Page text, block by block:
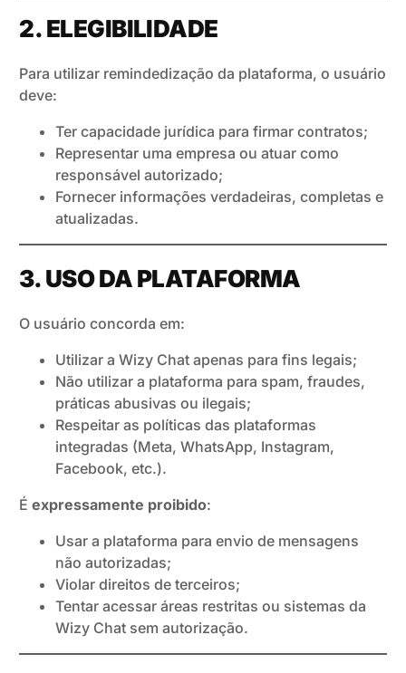
2. ELEGIBILIDADE
Para utilizar remindedização da plataforma, o usuário
deve:
Ter capacidade jurídica para firmar contratos;
Representar uma empresa ou atuar como
responsável autorizado;
Fornecer informações verdadeiras, completas e
atualizadas.
3. USO DA PLATAFORMA
O usuário concorda em:
Utilizar a Wizy Chat apenas para fins legais;
Não utilizar a plataforma para spam, fraudes,
práticas abusivas ou ilegais;
Respeitar as políticas das plataformas
integradas (Meta, WhatsApp, Instagram,
Facebook, etc.).
Éexpressamente proibido:
Usar a plataforma para envio de mensagens
não autorizadas;
Violar direitos de terceiros;
Tentar acessar áreas restritas ou sistemas da
Wizy Chat sem autorização.